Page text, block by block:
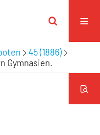
45 (1886)
Gymnasien.